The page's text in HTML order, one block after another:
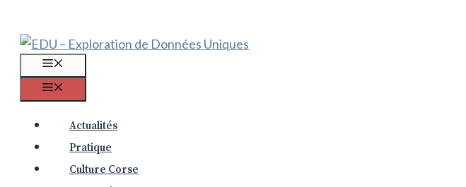
contenu
Actualités
Pratique
Culture Corse